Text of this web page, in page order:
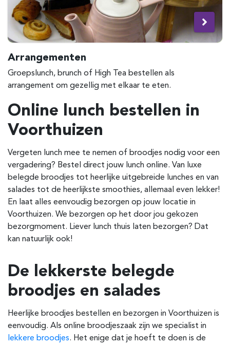
Arrangementen
Groepslunch, brunch of High Tea bestellen als
arrangement om gezellig met elkaar te eten.
Online lunch bestellen in
Voorthuizen
Vergeten lunch mee te nemen of broodjes nodig voor een
vergadering? Bestel direct jouw lunch online. Van luxe
belegde broodjes tot heerlijke uitgebreide lunches en van
salades tot de heerlijkste smoothies, allemaal even lekker!
En laat alles eenvoudig bezorgen op jouw locatie in
Voorthuizen. We bezorgen op het door jou gekozen
bezorgmoment. Liever lunch thuis laten bezorgen? Dat
kan natuurlijk ook!
De lekkerste belegde
broodjes en salades
Heerlijke broodjes bestellen en bezorgen in Voorthuizen is
eenvoudig. Als online broodjeszaak zijn we specialist in
lekkere broodjes. Het enige dat je hoeft te doen is de